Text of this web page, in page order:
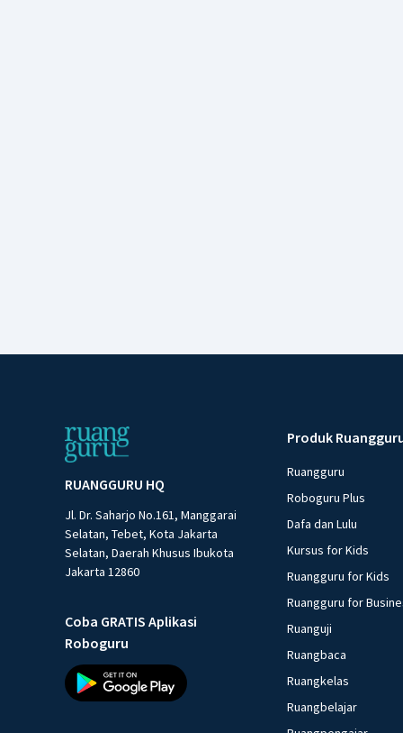
RUANGGURU HQ
Jl. Dr. Saharjo No.161, Manggarai
Selatan, Tebet, Kota Jakarta
Selatan, Daerah Khusus Ibukota
Jakarta 12860
Coba GRATIS Aplikasi
Roboguru
Produk
Ruangguru
Roboguru Plus
Dafa dan Lulu
Kursus for Kids
Ruangguru for Kids
Ruangguru for
Ruanguji
Ruangbaca
Ruangkelas
Ruangbelajar